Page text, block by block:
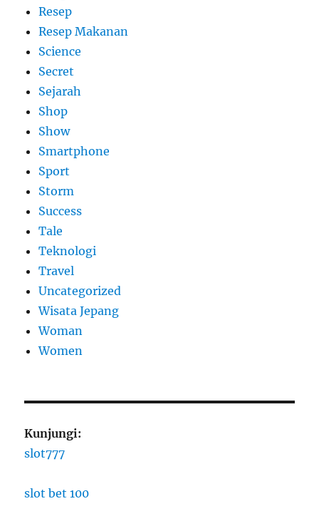
Resep
Resep Makanan
Science
Secret
Sejarah
Shop
Show
Smartphone
Sport
Storm
Success
Tale
Teknologi
Travel
Uncategorized
Wisata Jepang
Woman
Women
Kunjungi:
slot777
slot bet 100